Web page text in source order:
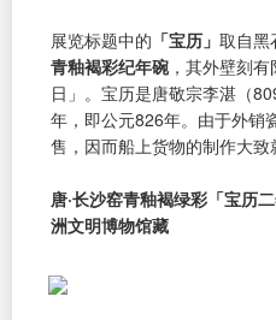
展览标题中的 「宝历」 取自黑
青釉褐彩纪年碗 ，其外壁刻
日」。宝历是唐敬宗李湛（
年，即公元826年。由于外销
售，因而船上货物的制作大致
唐·长沙窑青釉褐绿彩「宝历
洲文明博物馆藏